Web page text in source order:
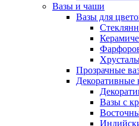
Вазы и чаши
Вазы для
Прозрачные
Декоративные
Вазы с